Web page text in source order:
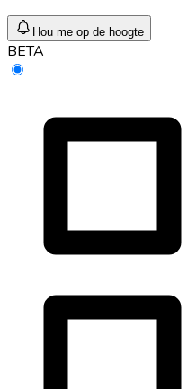
Hou me op de hoogte
BETA